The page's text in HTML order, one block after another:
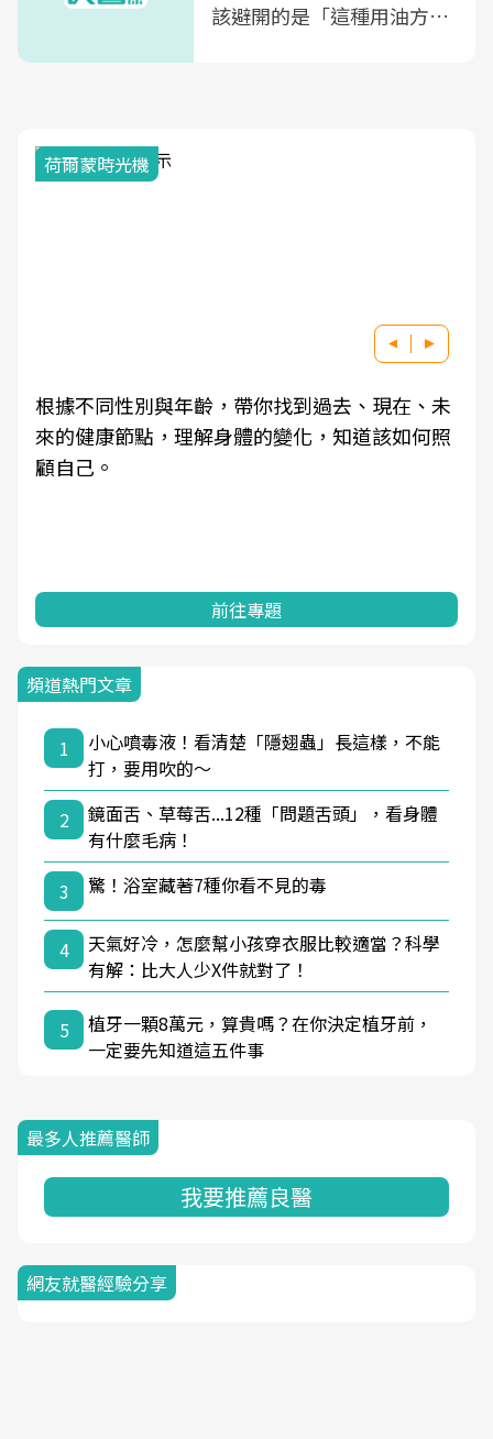
該避開的是「這種用油方
荷爾蒙時光機
根據不同性別與年齡，帶你找到過去、現在、未
來的健康節點，理解身體的變化，知道該如何照
顧自己。
前往專題
頻道熱門文章
1
小心噴毒液！看清楚「隱翅蟲」長這樣，不能
打，要用吹的～
2
鏡面舌、草莓舌...12種「問題舌頭」，看身體
有什麼毛病！
3
驚！浴室藏著7種你看不見的毒
4
天氣好冷，怎麼幫小孩穿衣服比較適當？科學
有解：比大人少X件就對了！
5
植牙一顆8萬元，算貴嗎？在你決定植牙前，
一定要先知道這五件事
最多人推薦醫師
我要推薦良醫
網友就醫經驗分享